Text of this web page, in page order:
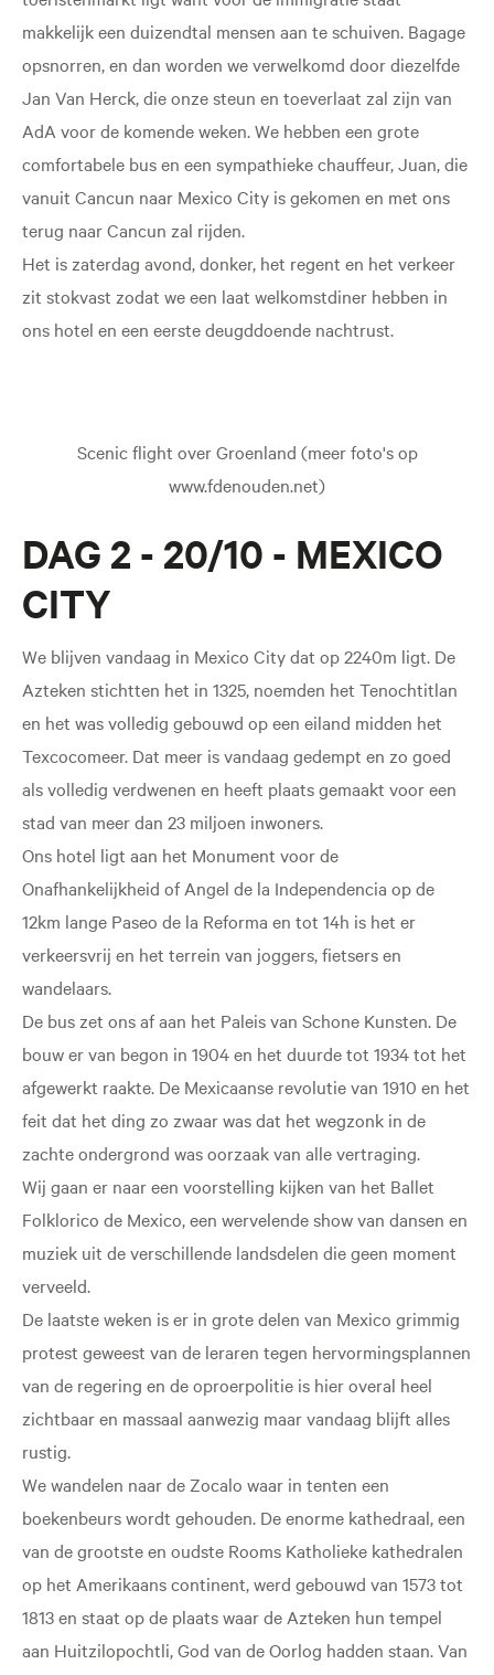
makkelijk een duizendtal mensen aan te schuiven. Bagage
opsnorren, en dan worden we verwelkomd door diezelfde
Jan Van Herck, die onze steun en toeverlaat zal zijn van
AdA voor de komende weken. We hebben een grote
comfortabele bus en een sympathieke chauffeur, Juan, die
vanuit Cancun naar Mexico City is gekomen en met ons
terug naar Cancun zal rijden.
Het is zaterdag avond, donker, het regent en het verkeer
zit stokvast zodat we een laat welkomstdiner hebben in
ons hotel en een eerste deugddoende nachtrust.
Scenic flight over Groenland (meer foto's op
www.fdenouden.net)
DAG 2 - 20/10 - MEXICO
CITY
We blijven vandaag in Mexico City dat op 2240m ligt. De
Azteken stichtten het in 1325, noemden het Tenochtitlan
en het was volledig gebouwd op een eiland midden het
Texcocomeer. Dat meer is vandaag gedempt en zo goed
als volledig verdwenen en heeft plaats gemaakt voor een
stad van meer dan 23 miljoen inwoners.
Ons hotel ligt aan het Monument voor de
Onafhankelijkheid of Angel de la Independencia op de
12km lange Paseo de la Reforma en tot 14h is het er
verkeersvrij en het terrein van joggers, fietsers en
wandelaars.
De bus zet ons af aan het Paleis van Schone Kunsten. De
bouw er van begon in 1904 en het duurde tot 1934 tot het
afgewerkt raakte. De Mexicaanse revolutie van 1910 en het
feit dat het ding zo zwaar was dat het wegzonk in de
zachte ondergrond was oorzaak van alle vertraging.
Wij gaan er naar een voorstelling kijken van het Ballet
Folklorico de Mexico, een wervelende show van dansen en
muziek uit de verschillende landsdelen die geen moment
verveeld.
De laatste weken is er in grote delen van Mexico grimmig
protest geweest van de leraren tegen hervormingsplannen
van de regering en de oproerpolitie is hier overal heel
zichtbaar en massaal aanwezig maar vandaag blijft alles
rustig.
We wandelen naar de Zocalo waar in tenten een
boekenbeurs wordt gehouden. De enorme kathedraal, een
van de grootste en oudste Rooms Katholieke kathedralen
op het Amerikaans continent, werd gebouwd van 1573 tot
1813 en staat op de plaats waar de Azteken hun tempel
aan Huitzilopochtli, God van de Oorlog hadden staan. Van